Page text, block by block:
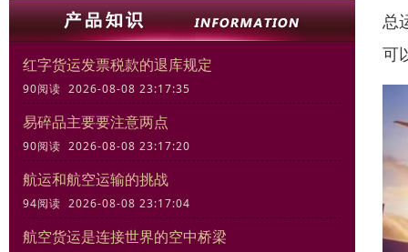
红字货运发票税款的退库规定
90阅读 2026-08-08 23:17:35
易碎品主要要注意两点
90阅读 2026-08-08 23:17:20
航运和航空运输的挑战
94阅读 2026-08-08 23:17:04
航空货运是连接世界的空中桥梁
总
可